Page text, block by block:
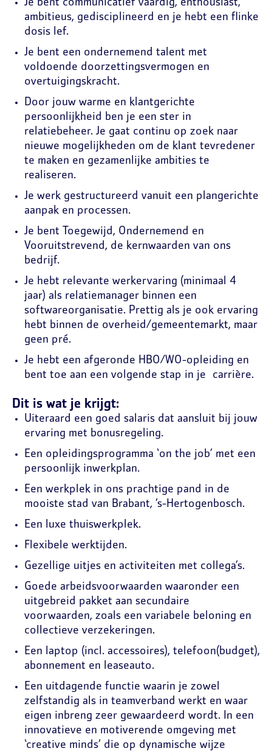
Je bent communicatief vaardig, enthousiast,
ambitieus, gedisciplineerd en je hebt een flinke
dosis lef.
Je bent een ondernemend talent met
voldoende doorzettingsvermogen en
overtuigingskracht.
Door jouw warme en klantgerichte
persoonlijkheid ben je een ster in
relatiebeheer. Je gaat continu op zoek naar
nieuwe mogelijkheden om de klant tevredener
te maken en gezamenlijke ambities te
realiseren.
Je werk gestructureerd vanuit een plangerichte
aanpak en processen.
Je bent Toegewijd, Ondernemend en
Vooruitstrevend, de kernwaarden van ons
bedrijf.
Je hebt relevante werkervaring (minimaal 4
jaar) als relatiemanager binnen een
softwareorganisatie. Prettig als je ook ervaring
hebt binnen de overheid/gemeentemarkt, maar
geen pré.
Je hebt een afgeronde HBO/WO-opleiding en
bent toe aan een volgende stap in je carrière.
Dit is wat je krijgt:
Uiteraard een goed salaris dat aansluit bij jouw
ervaring met bonusregeling.
Een opleidingsprogramma ‘on the job’ met een
persoonlijk inwerkplan.
Een werkplek in ons prachtige pand in de
mooiste stad van Brabant, ’s-Hertogenbosch.
Een luxe thuiswerkplek.
Flexibele werktijden.
Gezellige uitjes en activiteiten met collega’s.
Goede arbeidsvoorwaarden waaronder een
uitgebreid pakket aan secundaire
voorwaarden, zoals een variabele beloning en
collectieve verzekeringen.
Een laptop (incl. accessoires), telefoon(budget),
abonnement en leaseauto.
Een uitdagende functie waarin je zowel
zelfstandig als in teamverband werkt en waar
eigen inbreng zeer gewaardeerd wordt. In een
innovatieve en motiverende omgeving met
‘creative minds’ die op dynamische wijze